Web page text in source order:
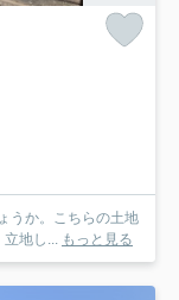
うか。こちらの土地
立地し... もっと見る